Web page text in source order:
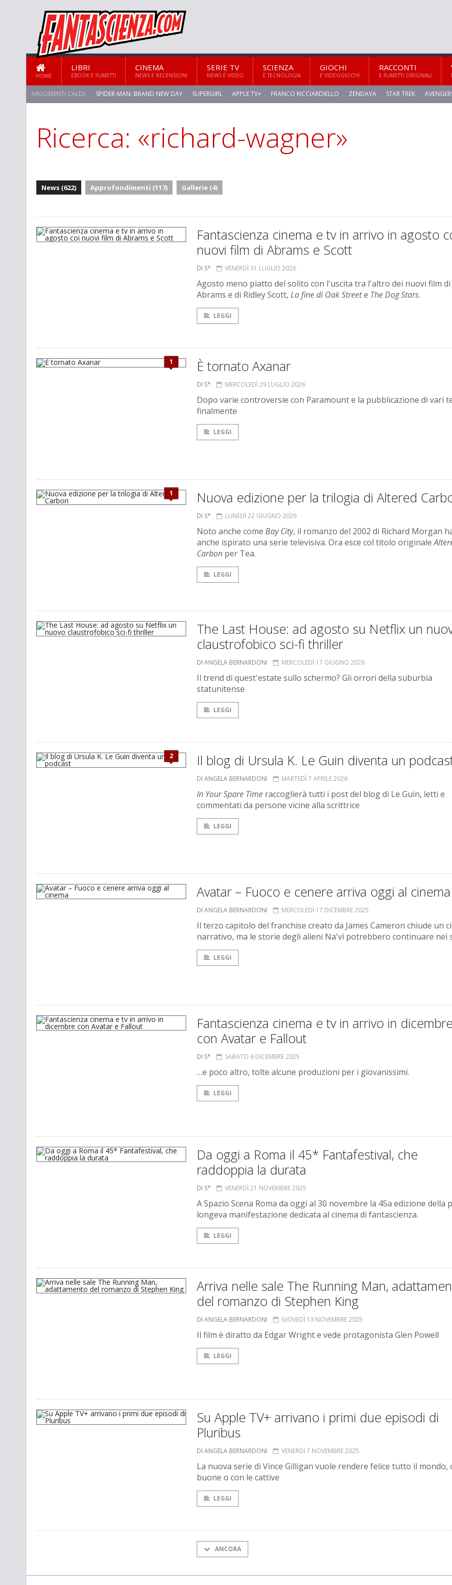
HOME
LIBRI
EBOOK E FUMETTI
CINEMA
NEWS E RECENSIONI
SERIE TV
NEWS E VIDEO
SCIENZA
E TECNOLOGIA
GIOCHI
E VIDEOGIOCHI
RACCONTI
E FUMETTI ORIGINALI
ARGOMENTI CALDI: SPIDER-MAN: BRAND NEW DAY SUPERGIRL APPLE TV+ FRANCO RICCIARDIELLO ZENDAYA STAR TREK
Ricerca: «richard-wagner»
News (622) Approfondimenti (117) Gallerie (4)
Fantascienza cinema e tv in arrivo in agosto
nuovi film di Abrams e Scott
DI S* VENERDÌ 31 LUGLIO 2026
Agosto meno piatto del solito con l'uscita tra l'altro dei nuovi film di
Abrams e di Ridley Scott, La fine di Oak Streete The Dog Stars.
LEGGI
1 È tornato Axanar
DI S* MERCOLEDÌ 29 LUGLIO 2026
Dopo varie controversie con Paramount e la pubblicazione di vari
finalmente
LEGGI
1 Nuova edizione per la trilogia di Altered
DI S* LUNEDÌ 22 GIUGNO 2026
Noto anche come Bay City, il romanzo del 2002 di Richard Morgan
anche ispirato una serie televisiva. Ora esce col titolo originale
Carbon per Tea.
LEGGI
The Last House: ad agosto su Netflix un
claustrofobico sci-fi thriller
DI ANGELA BERNARDONI MERCOLEDÌ 17 GIUGNO 2026
Il trend di quest'estate sullo schermo? Gli orrori della suburbia
statunitense
LEGGI
2 Il blog di Ursula K. Le Guin diventa un
DI ANGELA BERNARDONI MARTEDÌ 7 APRILE 2026
In Your Spare Time raccoglierà tutti i post del blog di Le Guin, letti e
commentati da persone vicine alla scrittrice
LEGGI
Avatar – Fuoco e cenere arriva oggi al cinema
DI ANGELA BERNARDONI MERCOLEDÌ 17 DICEMBRE 2025
Il terzo capitolo del franchise creato da James Cameron chiude un
narrativo, ma le storie degli alieni Na'vì potrebbero continuare nei
LEGGI
Fantascienza cinema e tv in arrivo in
con Avatar e Fallout
DI S* SABATO 6 DICEMBRE 2025
…e poco altro, tolte alcune produzioni per i giovanissimi.
LEGGI
Da oggi a Roma il 45* Fantafestival, che
raddoppia la durata
DI S* VENERDÌ 21 NOVEMBRE 2025
A Spazio Scena Roma da oggi al 30 novembre la 45a edizione della
longeva manifestazione dedicata al cinema di fantascienza.
LEGGI
Arriva nelle sale The Running Man,
del romanzo di Stephen King
DI ANGELA BERNARDONI GIOVEDÌ 13 NOVEMBRE 2025
Il film è diratto da Edgar Wright e vede protagonista Glen Powell
LEGGI
Su Apple TV+ arrivano i primi due episodi di
Pluribus
DI ANGELA BERNARDONI VENERDÌ 7 NOVEMBRE 2025
La nuova serie di Vince Gilligan vuole rendere felice tutto il mondo,
buone o con le cattive
LEGGI
ANCORA